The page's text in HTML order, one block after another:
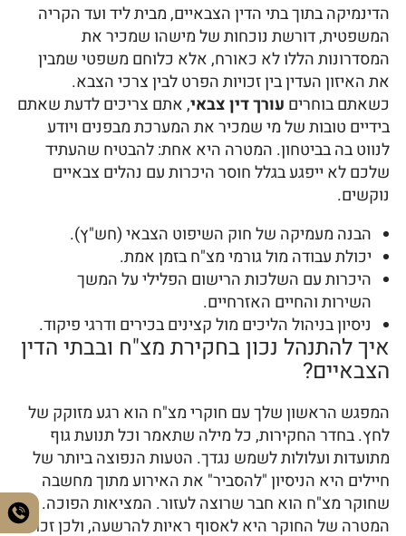
הדינמיקה בתוך בתי הדין הצבאיים, מבית ליד ועד הקריה
המשפטית, דורשת נוכחות של מישהו שמכיר את
המסדרונות הללו לא כאורח, אלא כלוחם משפטי שמבין
את האיזון העדין בין זכויות הפרט לבין צרכי הצבא.
כשאתם בוחרים עורך דין צבאי, אתם צריכים לדעת שאתם
בידיים טובות של מי שמכיר את המערכת מבפנים ויודע
לנווט בה בביטחון. המטרה היא אחת: להבטיח שהעתיד
שלכם לא ייפגע בגלל חוסר היכרות עם נהלים צבאיים
נוקשים.
הבנה מעמיקה של חוק השיפוט הצבאי (חש"ץ).
יכולת עבודה מול גורמי מצ"ח בזמן אמת.
היכרות עם השלכות הרישום הפלילי על המשך
השירות והחיים האזרחיים.
ניסיון בניהול הליכים מול קצינים בכירים ודרגי פיקוד.
איך להתנהל נכון בחקירת מצ"ח ובבתי הדין
הצבאיים?
המפגש הראשון שלך עם חוקרי מצ"ח הוא רגע מזוקק של
לחץ. בחדר החקירות, כל מילה שתאמר וכל תנועת גוף
מתועדות ועלולות לשמש נגדך. הטעות הנפוצה ביותר של
חיילים היא הניסיון "להסביר" את האירוע מתוך מחשבה
שחוקר מצ"ח הוא חבר שרוצה לעזור. המציאות הפוכה.
המטרה של החוקר היא לאסוף ראיות להרשעה, ולכן זכות